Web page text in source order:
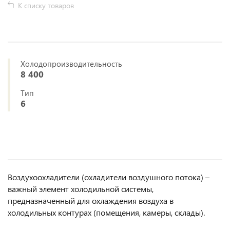
К списку товаров
Холодопроизводительность
8 400
Тип
6
Воздухоохладители (охладители воздушного потока) –
важный элемент холодильной системы,
предназначенный для охлаждения воздуха в
холодильных контурах (помещения, камеры, склады).